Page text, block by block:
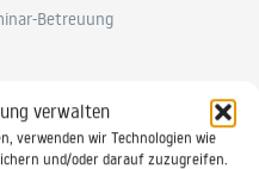
verwalten
verwenden wir Technologien wie
und/oder darauf zuzugreifen.
Betreuung